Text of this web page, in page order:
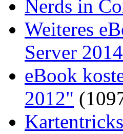
Nerds in
Weiteres
Server
eBook
2012"